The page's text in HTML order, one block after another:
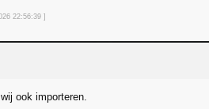
22:56:39 ]
ook importeren.